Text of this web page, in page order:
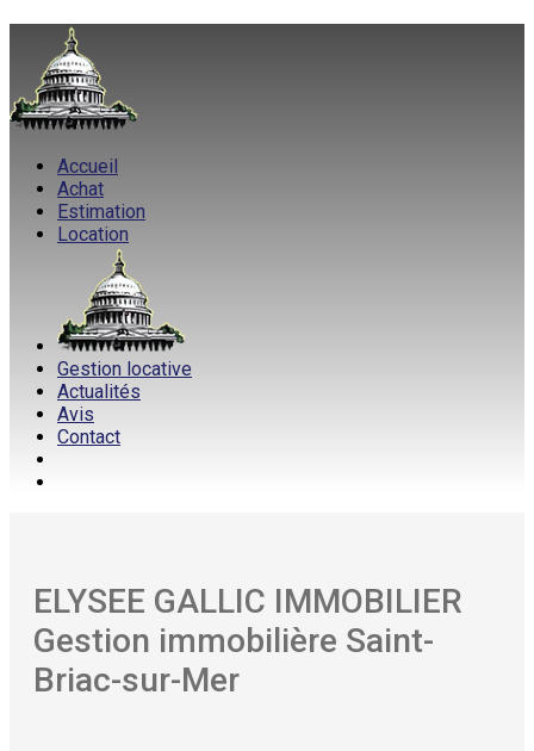
Accueil
Achat
Estimation
Location
Gestion locative
Actualités
Avis
Contact
ELYSEE GALLIC IMMOBILIER
Gestion immobilière Saint-
Briac-sur-Mer